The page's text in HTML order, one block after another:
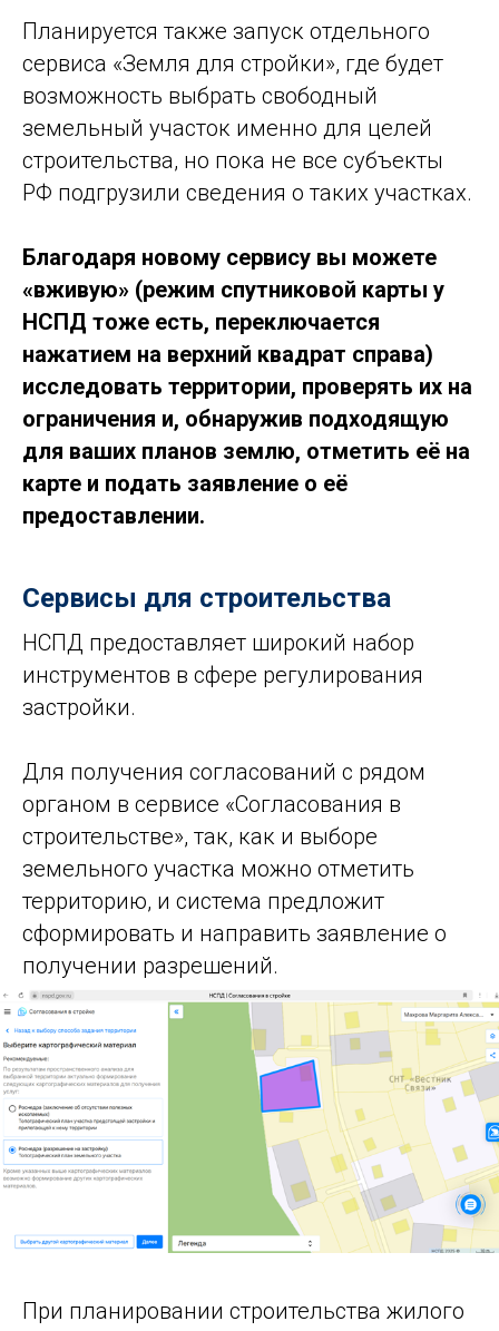
Планируется также запуск отдельного
сервиса «Земля для стройки», где будет
возможность выбрать свободный
земельный участок именно для целей
строительства, но пока не все субъекты
РФ подгрузили сведения о таких участках.
Благодаря новому сервису вы можете
«вживую» (режим спутниковой карты у
НСПД тоже есть, переключается
нажатием на верхний квадрат справа)
исследовать территории, проверять их на
ограничения и, обнаружив подходящую
для ваших планов землю, отметить её на
карте и подать заявление о её
предоставлении.
Сервисы для строительства
НСПД предоставляет широкий набор
инструментов в сфере регулирования
застройки.
Для получения согласований с рядом
органом в сервисе «Согласования в
строительстве», так, как и выборе
земельного участка можно отметить
территорию, и система предложит
сформировать и направить заявление о
получении разрешений.
При планировании строительства жилого